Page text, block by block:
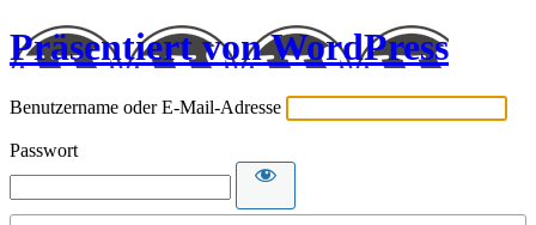
Präsentiert von WordPress
Benutzername oder E-Mail-Adresse
Passwort